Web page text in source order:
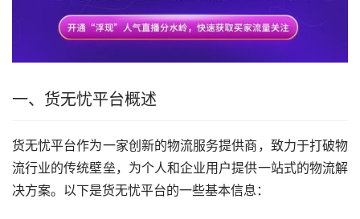
一、货无忧平台概述
货无忧平台作为一家创新的物流服务提供商，致力于打破物
流行业的传统壁垒，为个人和企业用户提供一站式的物流解
决方案。以下是货无忧平台的一些基本信息：